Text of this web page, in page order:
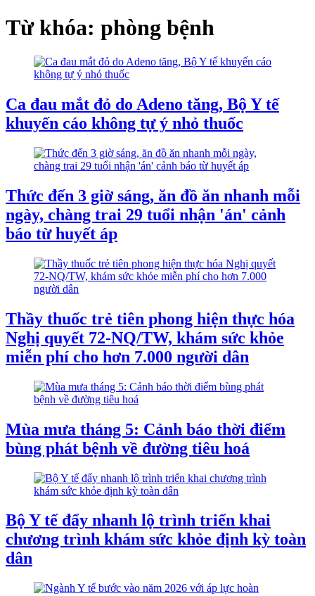
Từ khóa: phòng bệnh
Ca đau mắt đỏ do Adeno tăng, Bộ Y tế
khuyến cáo không tự ý nhỏ thuốc
Thức đến 3 giờ sáng, ăn đồ ăn nhanh mỗi
ngày, chàng trai 29 tuổi nhận 'án' cảnh
báo từ huyết áp
Thầy thuốc trẻ tiên phong hiện thực hóa
Nghị quyết 72-NQ/TW, khám sức khỏe
miễn phí cho hơn 7.000 người dân
Mùa mưa tháng 5: Cảnh báo thời điểm
bùng phát bệnh về đường tiêu hoá
Bộ Y tế đẩy nhanh lộ trình triển khai
chương trình khám sức khỏe định kỳ toàn
dân